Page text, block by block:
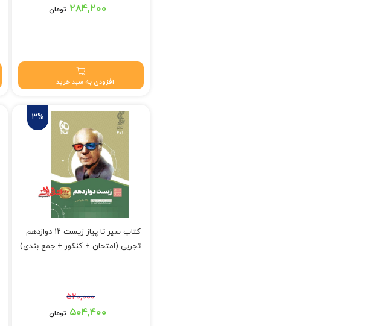
قیمت اصلی: ۲۹۰,۰۰۰ تومان بود.۲۸۴,۲۰۰ تومان
افزودن به سبد خرید
3%
کتاب سیر تا پیاز زیست ۱۲ دوازدهم
تجربی (امتحان + کنکور + جمع بندی)
۵۲۰,۰۰۰
قیمت اصلی: ۵۲۰,۰۰۰ تومان بود.۵۰۴,۴۰۰ تومان